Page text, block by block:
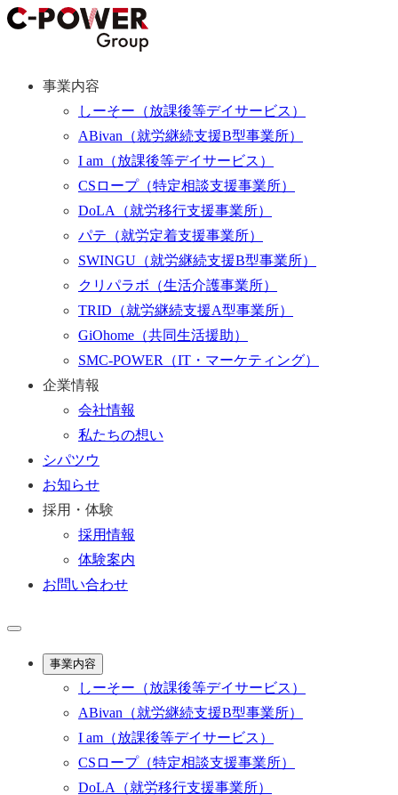
事業内容
しーそー （放課後等デイサービス）
ABivan （就労継続支援B型事業所）
I am （放課後等デイサービス）
CSロープ（特定相談支援事業所）
DoLA
（就労移行支援事業所）
パテ （就労定着支援事業所）
SWINGU （就労継続支援B型事業所）
クリパラボ （生活介護事業所）
TRID （就労継続支援A型事業所）
GiOhome （共同生活援助）
SMC-POWER
（IT・マーケティング）
企業情報
会社情報
私たちの想い
シパツウ
お知らせ
採用・体験
採用情報
体験案内
お問い合わせ
事業内容
しーそー （放課後等デイサービス）
ABivan （就労継続支援B型事業所）
I am （放課後等デイサービス）
CSロープ（特定相談支援事業所）
DoLA
（就労移行支援事業所）